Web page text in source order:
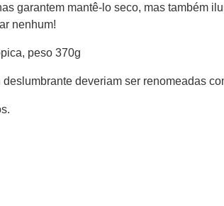
garantem mantê-lo seco, mas também
nenhum!
peso 370g
deveriam ser renomeadas